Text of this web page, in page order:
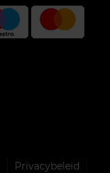
Privacybeleid